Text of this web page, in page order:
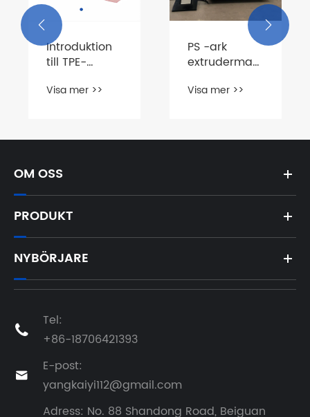
PS -ark
extrudermaskin:
prestanda,
Visa mer >>
TPU -
arkutrustning
leverans
Visa mer >>
 
OM OSS
PRODUKT
NYBÖRJARE

Tel:
+86-18706421393

E-post:
yangkaiyi112@gmail.com
Adress: No. 88 Shandong Road, Beiguan